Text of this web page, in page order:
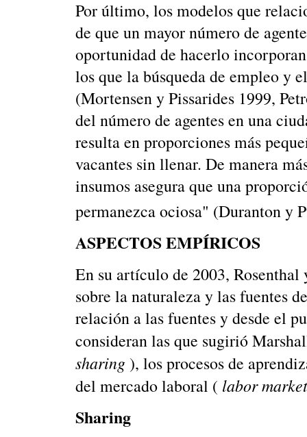
Por último, los modelos que
de que un mayor número de
oportunidad de hacerlo
los que la búsqueda de empleo y
(Mortensen y Pissarides 1999,
del número de agentes en una
resulta en proporciones más
vacantes sin llenar. De manera
insumos asegura que una
permanezca ociosa" (Duranton y
ASPECTOS EMPÍRICOS
En su artículo de 2003,
sobre la naturaleza y las fuentes
relación a las fuentes y desde el
consideran las que sugirió
sharing), los procesos de
del mercado laboral ( labor
Sharing